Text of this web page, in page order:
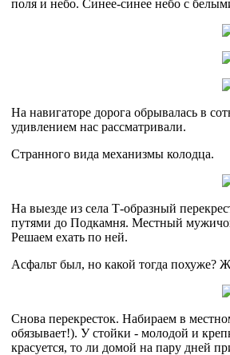
поля и небо. Синее-синее небо с
На навигаторе дорога обрывалась в
удивлением нас рассматривали.
Странного вида механизмы колодца.
На выезде из села Т-образный
путями до Подкамня. Местный
Решаем ехать по ней.
Асфальт был, но какой тогда похуже?
Снова перекресток. Набираем в
обязывает!). У стойки - молодой и
красуется, то ли домой на пару дней